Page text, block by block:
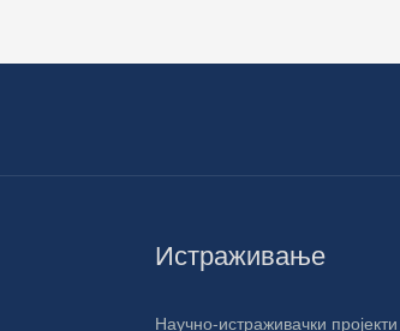
Истраживање
Научно-истраживачки пројекти